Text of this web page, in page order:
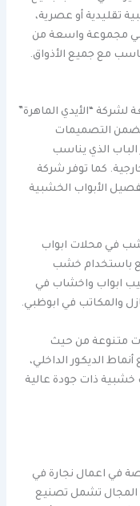
تقليدية أو عصرية،
مجموعة واسعة من
مع جميع الأذواق.
“الأيدي الماهرة”
التصميمات
الباب الذي يناسب
كما توفر شركة
الأبواب الخشبية
في محلات ابواب
باستخدام خشب
ابواب واخشاب في
والمكاتب في ابوظبي.
متنوعة من حيث
الديكور الداخلي،
خشبية ذات جودة عالية
في اعمال نجارة في
المجال تشمل تصنيع